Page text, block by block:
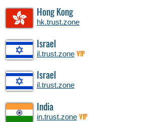
Hong Kong
hk.trust.zone
Israel
il.trust.zone VIP
Israel
il.trust.zone
India
in.trust.zone VIP